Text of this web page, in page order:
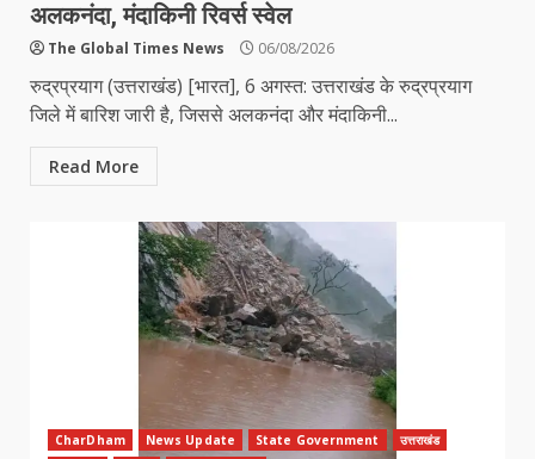
अलकनंदा, मंदाकिनी रिवर्स स्वेल
The Global Times News 06/08/2026
रुद्रप्रयाग (उत्तराखंड) [भारत], 6 अगस्त: उत्तराखंड के रुद्रप्रयाग
जिले में बारिश जारी है, जिससे अलकनंदा और मंदाकिनी...
Read More
CharDham News Update State Government
उत्तराखंड